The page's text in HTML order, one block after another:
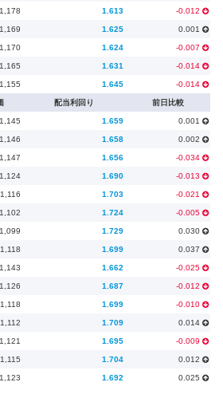
1,178 1.613 -0.012
1,169 1.625 0.001
1,170 1.624 -0.007
1,165 1.631 -0.014
1,155 1.645 -0.014
配当利回り 前日比較
1,145 1.659 0.001
1,146 1.658 0.002
1,147 1.656 -0.034
1,124 1.690 -0.013
1,116 1.703 -0.021
1,102 1.724 -0.005
1,099 1.729 0.030
1,118 1.699 0.037
1,143 1.662 -0.025
1,126 1.687 -0.012
1,118 1.699 -0.010
1,112 1.709 0.014
1,121 1.695 -0.009
1,115 1.704 0.012
1,123 1.692 0.025